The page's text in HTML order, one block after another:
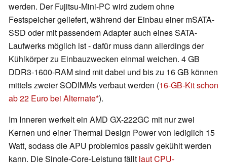
werden. Der Fujitsu-Mini-PC wird zudem ohne
Festspeicher geliefert, während der Einbau einer mSATA-
SSD oder mit passendem Adapter auch eines SATA-
Laufwerks möglich ist - dafür muss dann allerdings der
Kühlkörper zu Einbauzwecken einmal weichen. 4 GB
DDR3-1600-RAM sind mit dabei und bis zu 16 GB können
mittels zweier SODIMMs verbaut werden (16-GB-Kit schon
ab 22 Euro bei Alternate ).
Im Inneren werkelt ein AMD GX-222GC mit nur zwei
Kernen und einer Thermal Design Power von lediglich 15
Watt, sodass die APU problemlos passiv gekühlt werden
kann. Die Single-Core-Leistung fällt laut CPU-